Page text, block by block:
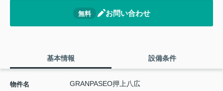
無料 お問い合わせ
基本情報 設備条件
物件名 GRANPASEO押上八広